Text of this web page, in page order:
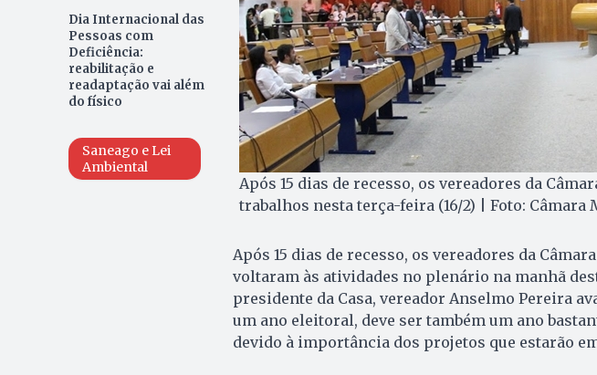
Dia Internacional das
Pessoas com
Deficiência:
reabilitação e
readaptação vai além
do físico
Saneago e Lei
Ambiental
Após 15 dias de recesso, os vereadores da
trabalhos nesta terça-feira (16/2) | Foto:
Após 15 dias de recesso, os vereadores da
voltaram às atividades no plenário na manhã
presidente da Casa, vereador Anselmo Pereira
um ano eleitoral, deve ser também um ano
devido à importância dos projetos que estarão